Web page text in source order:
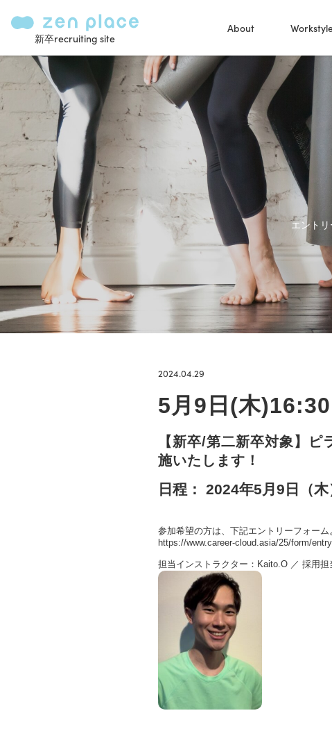
新卒recruiting site
About
エント
2024.04.29
5月9日(木
【新卒/第二新卒対象】
施いたします！
日程： 2024年5月9日（
参加希望の方は、下記エントリーフォーム
https://www.career-cloud.asia/25/form/
担当インストラクター：Kaito.O ／ 採用担